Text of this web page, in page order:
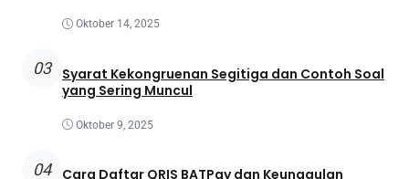
Oktober 14, 2025
03
Syarat Kekongruenan Segitiga dan Contoh Soal
yang Sering Muncul
Oktober 9, 2025
04
Cara Daftar QRIS BATPay dan Keunggulan